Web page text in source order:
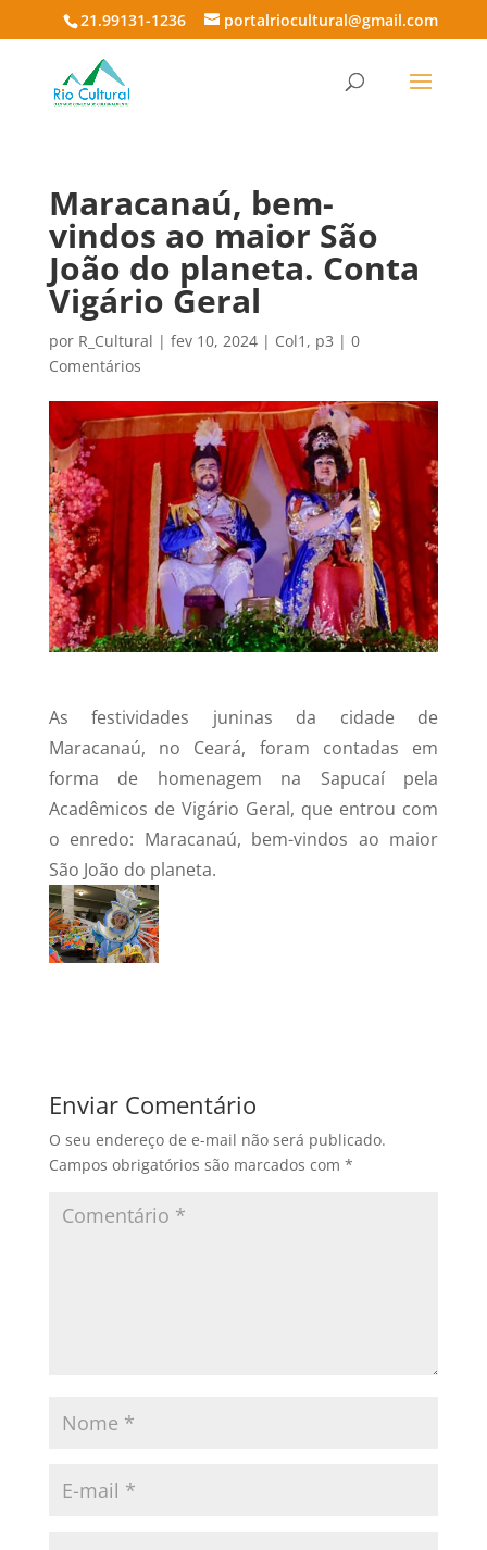
21.99131-1236 portalriocultural@gmail.com
Maracanaú, bem-
vindos ao maior São
João do planeta. Conta
Vigário Geral
por R_Cultural | fev 10, 2024| Col1 , p3 | 0
Comentários
As festividades juninas da cidade de
Maracanaú, no Ceará, foram contadas em
forma de homenagem na Sapucaí pela
Acadêmicos de Vigário Geral, que entrou com
o enredo: Maracanaú, bem-vindos ao maior
São João do planeta.
Enviar Comentário
O seu endereço de e-mail não será publicado.
Campos obrigatórios são marcados com *